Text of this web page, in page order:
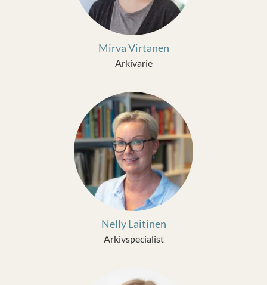
Mirva Virtanen
Arkivarie
Nelly Laitinen
Arkivspecialist